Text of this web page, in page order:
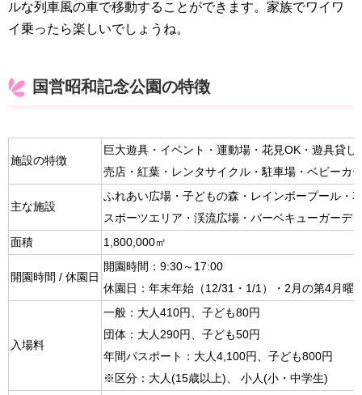
ルな列車風の車で移動することができます。家族でワイワ
イ乗ったら楽しいでしょうね。
国営昭和記念公園の特徴
施設の特徴
巨大遊具・イベント・運動場・花見OK・遊具貸し
売店・紅葉・レンタサイクル・駐車場・ベビーカ
主な施設
ふれあい広場・子どもの森・レインボープール・
スポーツエリア・渓流広場・バーベキューガーデ
面積
1,800,000㎡
開園時間 / 休園日
開園時間：9:30～17:00
休園日：年末年始（12/31・1/1）・2月の第4月曜
入場料
一般：大人410円、子ども80円
団体：大人290円、子ども50円
年間パスポート：大人4,100円、子ども800円
※区分：大人(15歳以上)、 小人(小・中学生)